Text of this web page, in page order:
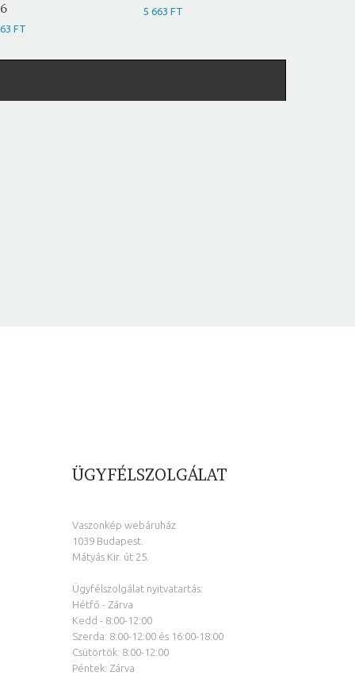
FT
5 663 FT
ÜGYFÉLSZOLGÁLAT
Vaszonkép webáruház
1039 Budapest.
Mátyás Kir. út 25.
Ügyfélszolgálat nyitvatartás:
Hétfő - Zárva
Kedd - 8:00-12:00
Szerda: 8:00-12:00 és 16:00-18:00
Csütörtök: 8:00-12:00
Péntek: Zárva